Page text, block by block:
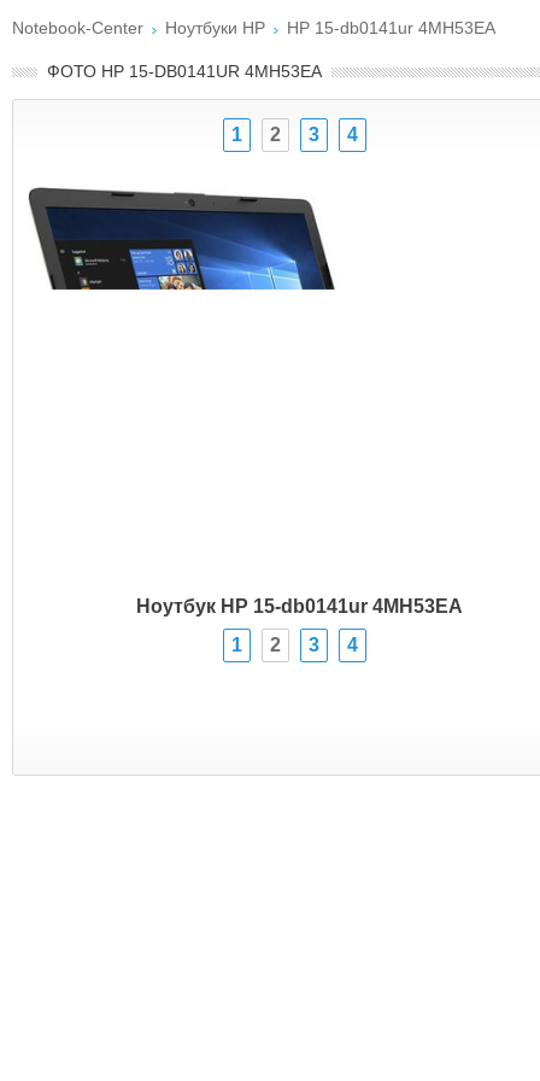
Notebook-Center Ноутбуки HP HP 15-db0141ur 4MH53EA
ФОТО HP 15-DB0141UR 4MH53EA
1 2 3 4
Ноутбук HP 15-db0141ur 4MH53EA
1
2 3 4